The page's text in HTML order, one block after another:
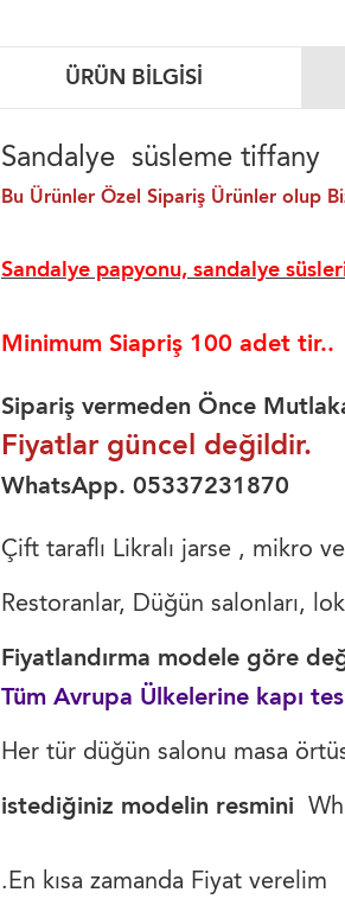
ÜRÜN BILGISI
Sandalye süsleme tiffany
Bu Ürünler Özel Sipariş Ürünler olup
Sandalye papyonu, sandalye
Minimum Siapriş 100 adet tir..
Sipariş vermeden Önce
Fiyatlar güncel değildir.
WhatsApp. 05337231870
Çift taraflı Likralı jarse , mikro
Restoranlar, Düğün salonları,
Fiyatlandırma modele göre
Tüm Avrupa Ülkelerine kapı
Her tür düğün salonu masa
istediğiniz modelin resmini
.En kısa zamanda Fiyat verelim